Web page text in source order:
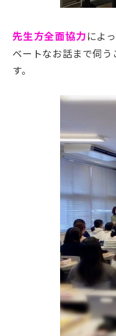
先生方全面協力によ
ベートなお話まで伺
す。